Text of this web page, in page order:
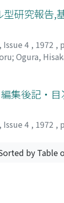
研究報告,
, Issue 4 , 1972 ,
; Ogura,
集後記・
, Issue 4 , 1972 ,
by Table